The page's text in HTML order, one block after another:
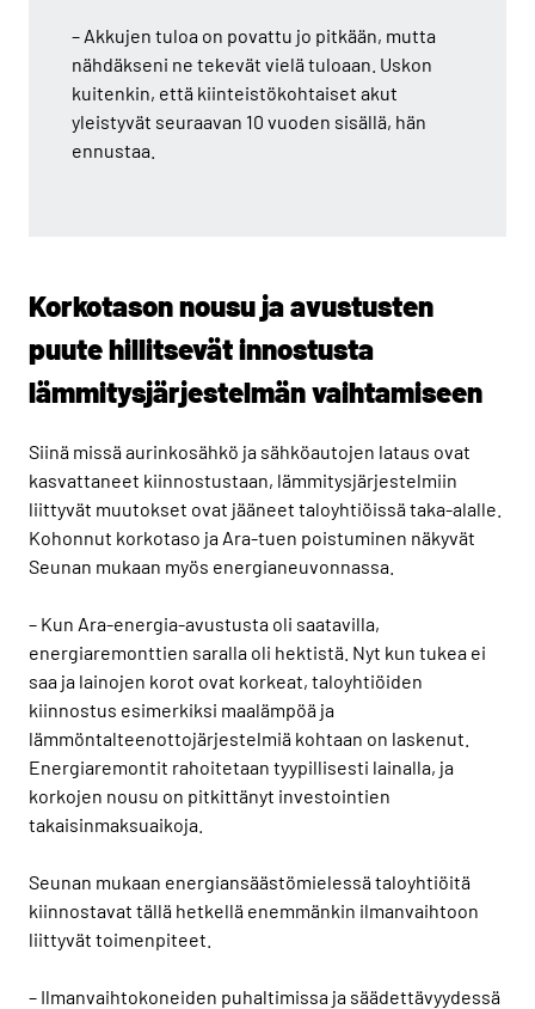
– Akkujen tuloa on povattu jo pitkään, mutta
nähdäkseni ne tekevät vielä tuloaan. Uskon
kuitenkin, että kiinteistökohtaiset akut
yleistyvät seuraavan 10 vuoden sisällä, hän
ennustaa.
Korkotason nousu ja avustusten
puute hillitsevät innostusta
lämmitysjärjestelmän vaihtamiseen
Siinä missä aurinkosähkö ja sähköautojen lataus ovat
kasvattaneet kiinnostustaan, lämmitysjärjestelmiin
liittyvät muutokset ovat jääneet taloyhtiöissä taka-alalle.
Kohonnut korkotaso ja Ara-tuen poistuminen näkyvät
Seunan mukaan myös energianeuvonnassa.
– Kun Ara-energia-avustusta oli saatavilla,
energiaremonttien saralla oli hektistä. Nyt kun tukea ei
saa ja lainojen korot ovat korkeat, taloyhtiöiden
kiinnostus esimerkiksi maalämpöä ja
lämmöntalteenottojärjestelmiä kohtaan on laskenut.
Energiaremontit rahoitetaan tyypillisesti lainalla, ja
korkojen nousu on pitkittänyt investointien
takaisinmaksuaikoja.
Seunan mukaan energiansäästömielessä taloyhtiöitä
kiinnostavat tällä hetkellä enemmänkin ilmanvaihtoon
liittyvät toimenpiteet.
– Ilmanvaihtokoneiden puhaltimissa ja säädettävyydessä